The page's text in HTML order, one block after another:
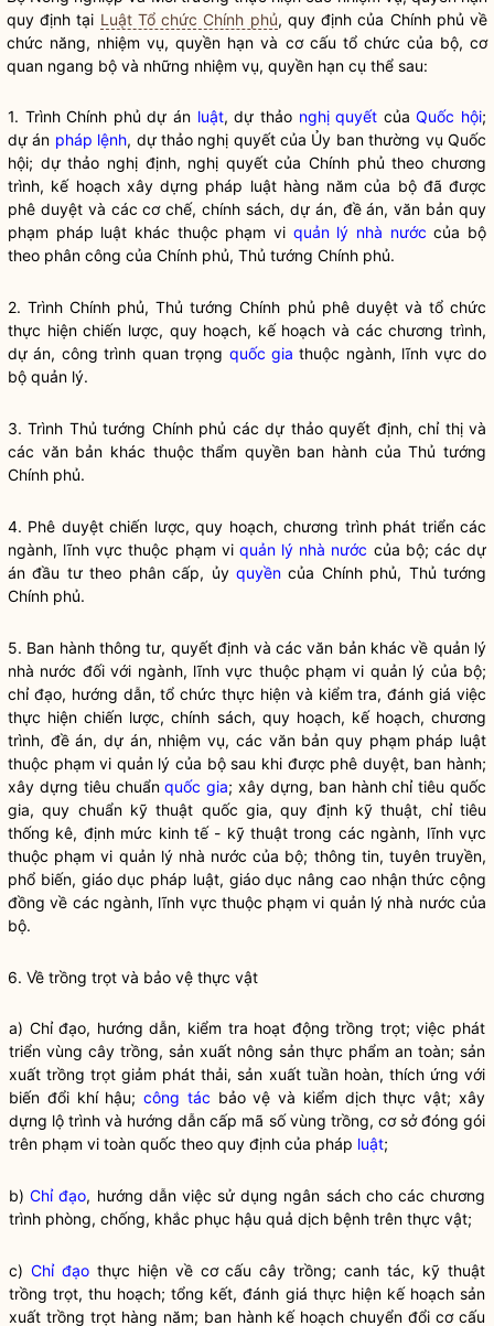
quy định tại Luật Tổ chức Chính phủ, quy định của Chính phủ về
chức năng, nhiệm vụ,quyền hạn và cơ cấu tổ chức của bộ, cơ
quan ngang bộ và những nhiệm vụ, quyền hạn cụ thể sau:
1. Trình Chính phủ dự án luật, dự thảo nghị quyết củaQuốc hội;
dự án pháp lệnh, dự thảo nghị quyếtcủa Ủy ban thường vụQuốc
hội; dự thảo nghị định, nghị quyếtcủa Chính phủ theo chương
trình, kế hoạch xây dựng pháp luậthàng năm của bộ đã được
phê duyệt và các cơ chế, chính sách, dự án, đề án, văn bản quy
phạm pháp luật khác thuộc phạm vi quản lý nhà nước của bộ
theo phân công của Chính phủ, Thủ tướng Chính phủ.
2. Trình Chính phủ, Thủ tướng Chính phủ phê duyệt và tổ chức
thực hiện chiến lược, quy hoạch, kế hoạch và các chương trình,
dự án, công trình quan trọng quốc gia thuộc ngành, lĩnh vực do
bộ quản lý.
3. Trình Thủ tướng Chính phủ các dự thảo quyết định, chỉ thị và
các văn bản khác thuộc thẩm quyềnban hành của Thủ tướng
Chính phủ.
4. Phê duyệt chiến lược, quy hoạch, chương trình phát triển các
ngành, lĩnh vực thuộc phạm vi quản lý nhà nước của bộ; các dự
án đầu tư theo phân cấp, ủy quyềncủa Chính phủ, Thủ tướng
Chính phủ.
5. Ban hành thông tư, quyết định và các văn bản khác về quản lý
nhà nước đối với ngành, lĩnh vực thuộc phạm vi quản lý của bộ;
chỉ đạo, hướng dẫn, tổ chức thực hiện và kiểm tra, đánh giá việc
thực hiện chiến lược, chính sách, quy hoạch, kế hoạch, chương
trình, đề án, dự án, nhiệm vụ, các văn bản quy phạm pháp luật
thuộc phạm vi quản lý của bộ sau khi được phê duyệt, ban hành;
xây dựng tiêu chuẩnquốc gia; xây dựng, ban hành chỉ tiêuquốc
gia, quy chuẩn kỹ thuật quốc gia, quy định kỹ thuật, chỉ tiêu
thống kê, định mức kinh tế - kỹ thuật trong các ngành, lĩnh vực
thuộc phạm vi quản lý nhà nước của bộ; thông tin, tuyên truyền,
phổ biến, giáo dục pháp luật, giáo dục nâng cao nhận thức cộng
đồng về các ngành, lĩnh vực thuộc phạm vi quản lý nhà nước của
bộ.
6. Về trồng trọt và bảo vệ thực vật
a) Chỉ đạo, hướng dẫn, kiểm tra hoạt động trồng trọt; việc phát
triển vùng cây trồng, sản xuất nông sản thực phẩm an toàn; sản
xuất trồng trọt giảm phát thải, sản xuất tuần hoàn, thích ứng với
biến đổi khí hậu;công tác bảo vệ và kiểm dịch thực vật; xây
dựng lộ trình và hướng dẫn cấp mã số vùng trồng, cơ sở đóng gói
trên phạm vi toàn quốc theo quy định của pháp luật;
b)Chỉ đạo, hướng dẫn việc sử dụng ngân sách cho các chương
trình phòng, chống, khắc phục hậu quả dịch bệnh trên thực vật;
c) Chỉ đạothực hiện về cơ cấu cây trồng; canh tác, kỹ thuật
trồng trọt, thu hoạch; tổng kết, đánh giá thực hiện kế hoạch sản
xuất trồng trọt hàng năm; ban hành kế hoạch chuyển đổi cơ cấu